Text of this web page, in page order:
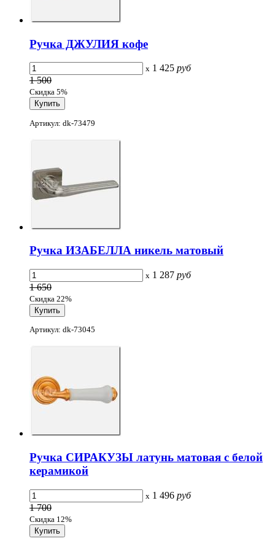
Ручка ДЖУЛИЯ кофе
x 1 425 руб
1 500
Скидка 5%
Артикул: dk-73479
Ручка ИЗАБЕЛЛА никель матовый
x 1 287 руб
1 650
Скидка 22%
Артикул: dk-73045
Ручка СИРАКУЗЫ латунь матовая с белой
керамикой
x 1 496 руб
1 700
Скидка 12%